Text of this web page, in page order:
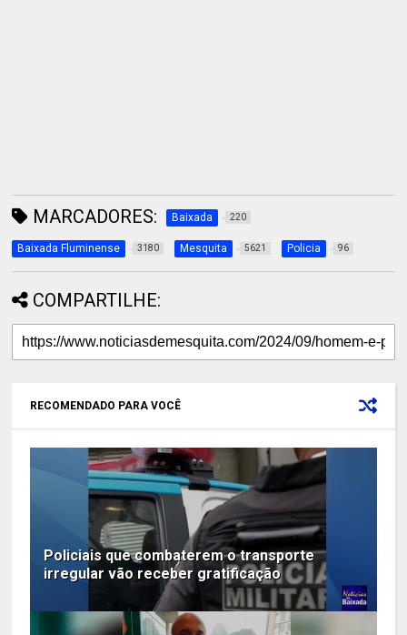
MARCADORES: Baixada 220
Baixada Fluminense 3180 Mesquita 5621 Policia 96
COMPARTILHE:
RECOMENDADO PARA VOCÊ
Policiais que combaterem o transporte
irregular vão receber gratificação